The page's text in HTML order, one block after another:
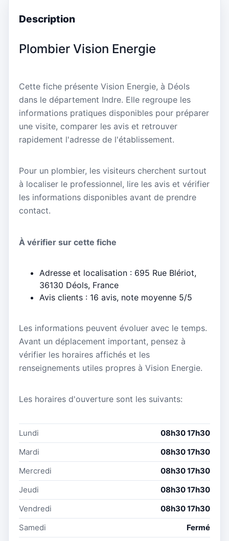
Description
Plombier Vision Energie
Cette fiche présente Vision Energie, à Déols
dans le département Indre. Elle regroupe les
informations pratiques disponibles pour préparer
une visite, comparer les avis et retrouver
rapidement l'adresse de l'établissement.
Pour un plombier, les visiteurs cherchent surtout
à localiser le professionnel, lire les avis et vérifier
les informations disponibles avant de prendre
contact.
À vérifier sur cette fiche
Adresse et localisation : 695 Rue Blériot,
36130 Déols, France
Avis clients : 16 avis, note moyenne 5/5
Les informations peuvent évoluer avec le temps.
Avant un déplacement important, pensez à
vérifier les horaires affichés et les
renseignements utiles propres à Vision Energie.
Les horaires d'ouverture sont les suivants:
Lundi
08h30 17h30
Mardi
08h30 17h30
Mercredi
08h30 17h30
Jeudi
08h30 17h30
Vendredi
08h30 17h30
Samedi
Fermé